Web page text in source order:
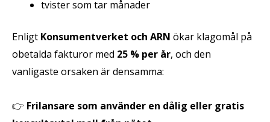
tvister som tar månader
Enligt Konsumentverket och ARN ökar klagomål på
obetalda fakturor med 25 % per år, och den
vanligaste orsaken är densamma:
👉 Frilansare som använder en dålig eller gratis